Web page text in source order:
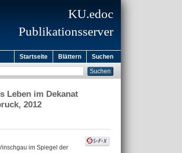
KU.edoc
Publikationsserver
Startseite Blättern Suchen
Leben im Dekanat
2012
im Spiegel der